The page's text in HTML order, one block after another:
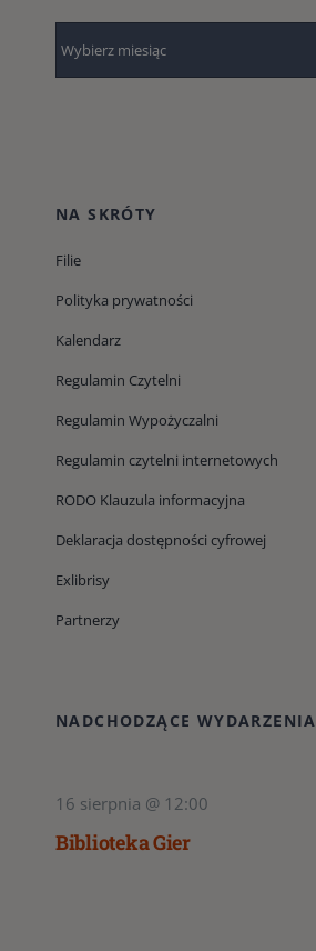
NA SKRÓTY
Filie
Polityka prywatności
Kalendarz
Regulamin Czytelni
Regulamin Wypożyczalni
Regulamin czytelni internetowych
RODO Klauzula informacyjna
Deklaracja dostępności cyfrowej
Exlibrisy
Partnerzy
NADCHODZĄCE WYDARZENIA
16 sierpnia @ 12:00
Biblioteka Gier